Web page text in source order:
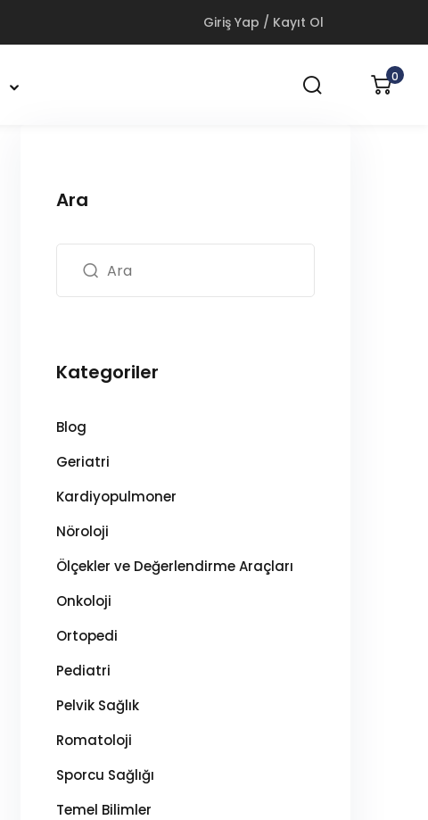
Giriş Yap / Kayıt Ol
0
Ara
Kategoriler
Blog
Geriatri
Kardiyopulmoner
Nöroloji
Ölçekler ve Değerlendirme Araçları
Onkoloji
Ortopedi
Pediatri
Pelvik Sağlık
Romatoloji
Sporcu Sağlığı
Temel Bilimler